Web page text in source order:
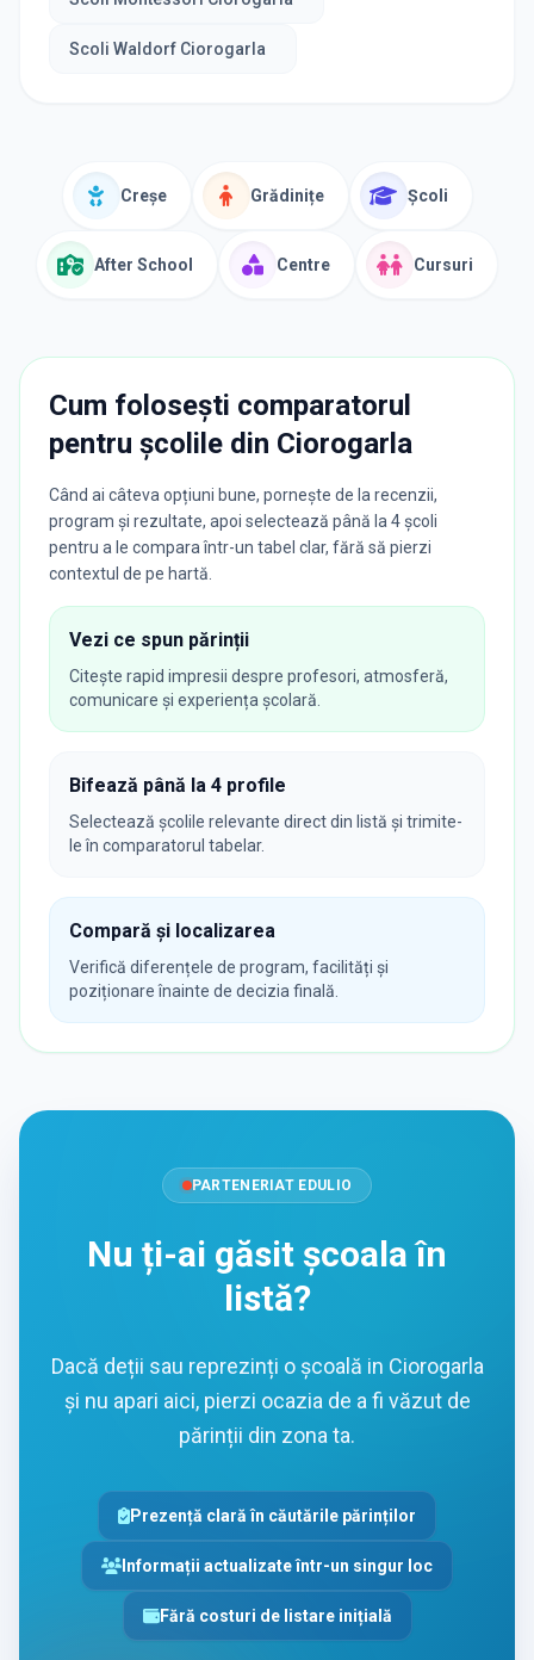
Scoli Waldorf Ciorogarla
Creșe Grădinițe Școli
After School Centre Cursuri
Cum folosești comparatorul
pentru școlile din Ciorogarla
Când ai câteva opțiuni bune, pornește de la recenzii,
program și rezultate, apoi selectează până la 4 școli
pentru a le compara într-un tabel clar, fără să pierzi
contextul de pe hartă.
Vezi ce spun părinții
Citește rapid impresii despre profesori, atmosferă,
comunicare și experiența școlară.
Bifează până la 4 profile
Selectează școlile relevante direct din listă și trimite-
le în comparatorul tabelar.
Compară și localizarea
Verifică diferențele de program, facilități și
poziționare înainte de decizia finală.
PARTENERIAT EDULIO
Nu ți-ai găsit școala în
listă?
Dacă deții sau reprezinți o școală in Ciorogarla
și nu apari aici, pierzi ocazia de a fi văzut de
părinții din zona ta.
Prezență clară în căutările părinților
Informații actualizate într-un singur loc
Fără costuri de listare inițială